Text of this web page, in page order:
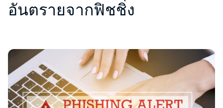
อันตรายจากฟิชชิ่ง